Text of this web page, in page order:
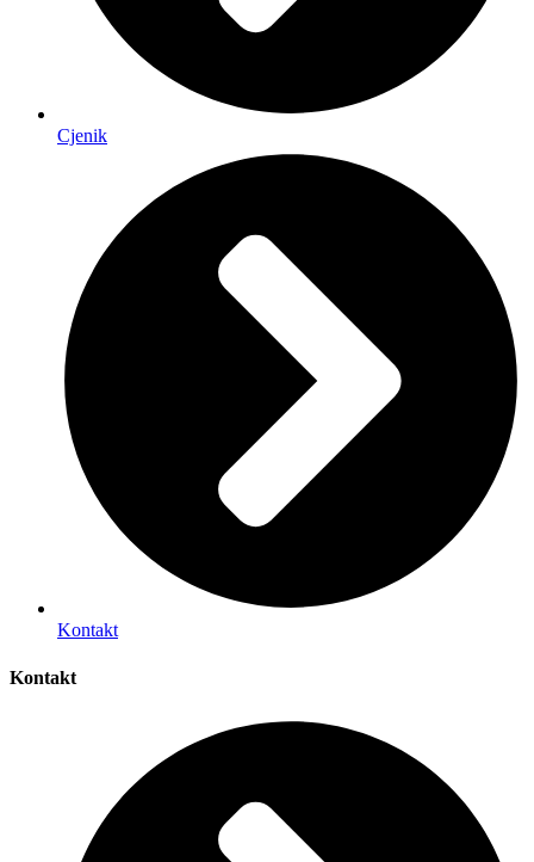
Cjenik
Kontakt
Kontakt